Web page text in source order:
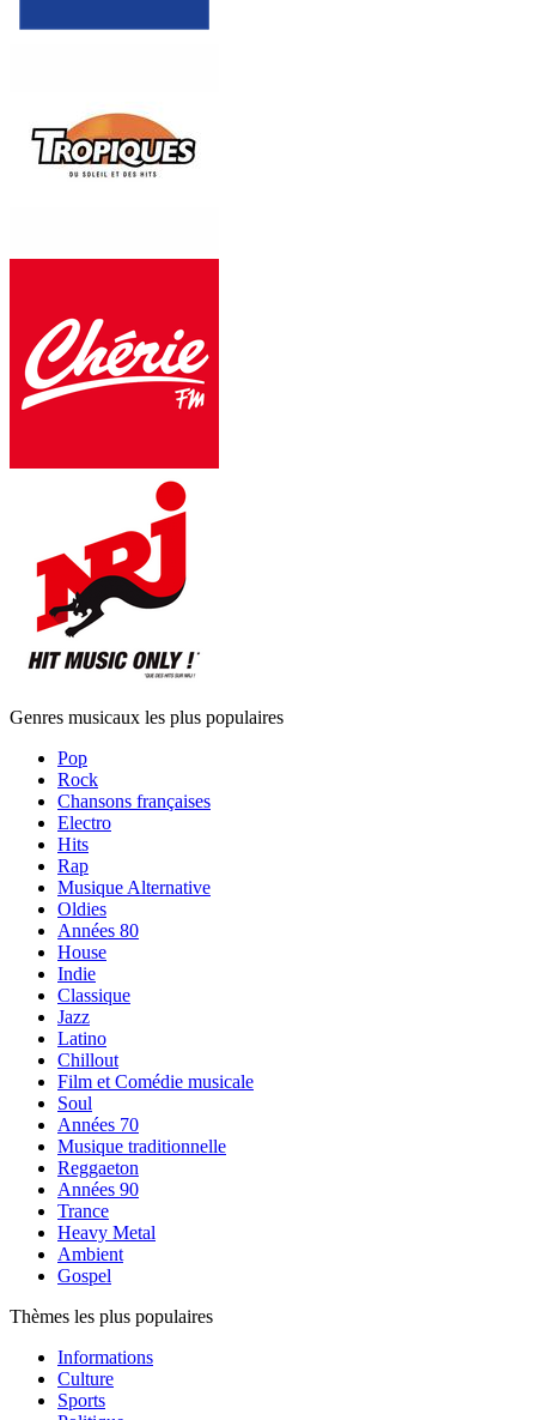
Genres musicaux les plus populaires
Pop
Rock
Chansons françaises
Electro
Hits
Rap
Musique Alternative
Oldies
Années 80
House
Indie
Classique
Jazz
Latino
Chillout
Film et Comédie musicale
Soul
Années 70
Musique traditionnelle
Reggaeton
Années 90
Trance
Heavy Metal
Ambient
Gospel
Thèmes les plus populaires
Informations
Culture
Sports